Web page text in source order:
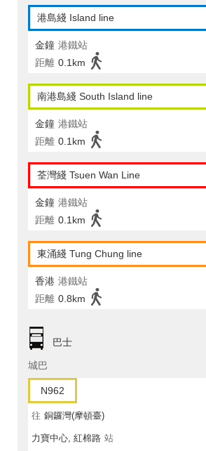
港島綫 Island line
金鐘 港鐵站
距離 0.1km
南港島綫 South Island line
金鐘 港鐵站
距離 0.1km
荃灣綫 Tsuen Wan Line
金鐘 港鐵站
距離 0.1km
東涌綫 Tung Chung line
香港 港鐵站
距離 0.8km
巴士
城巴
N962
往 銅鑼灣(摩頓臺)
力寶中心, 紅棉路 站